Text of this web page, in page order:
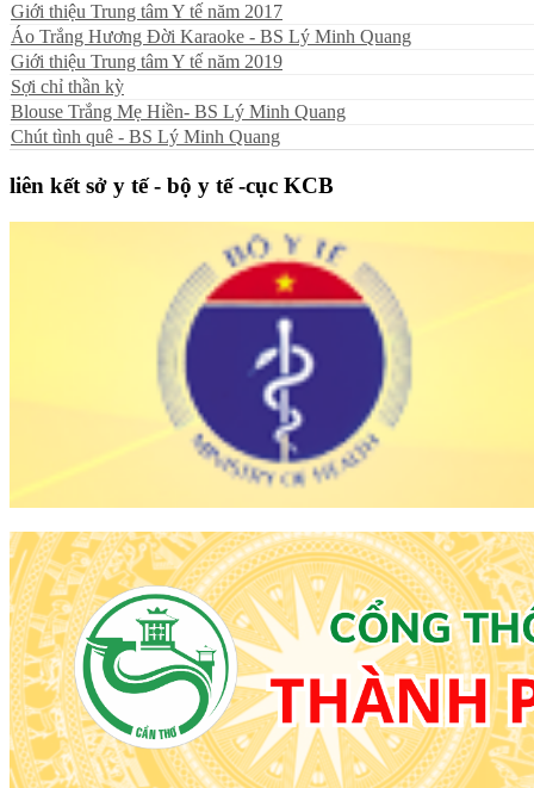
Giới thiệu Trung tâm Y tế năm 2017
Áo Trắng Hương Đời Karaoke - BS Lý Minh Quang
Giới thiệu Trung tâm Y tế năm 2019
Sợi chỉ thần kỳ
Blouse Trắng Mẹ Hiền- BS Lý Minh Quang
Chút tình quê - BS Lý Minh Quang
liên kết sở y tế - bộ y tế -cục KCB